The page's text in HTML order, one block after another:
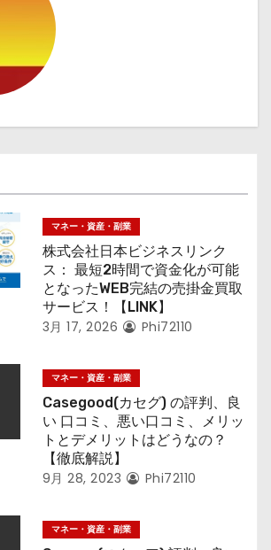
マネー・資産・副業
株式会社日本ビジネスリンク
ス： 最短2時間で資金化が可能
となったWEB完結の売掛金買取
サービス！【LINK】
3月 17, 2026 Phi72110
マネー・資産・副業
Casegood(カセグ) の評判、良
い 口コミ、悪い口コミ、メリッ
トとデメリットはどうなの？
【徹底解説】
9月 28, 2023 Phi72110
マネー・資産・副業